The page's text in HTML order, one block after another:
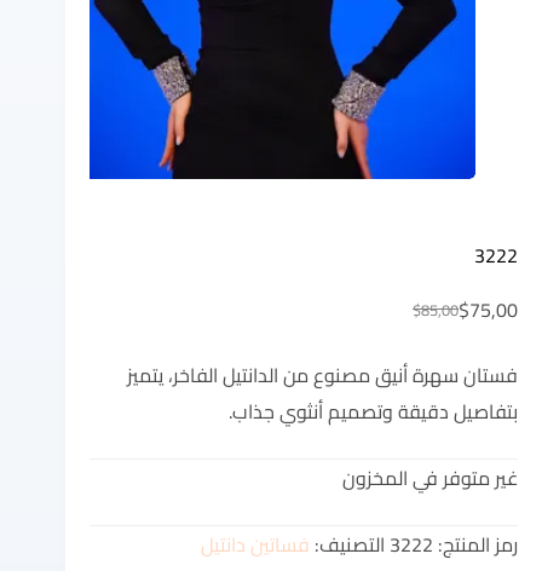
3222
$85,00$75,00
فستان سهرة أنيق مصنوع من الدانتيل الفاخر، يتميز
بتفاصيل دقيقة وتصميم أنثوي جذاب.
غير متوفر في المخزون
رمز المنتج: 3222 التصنيف: فساتين دانتيل